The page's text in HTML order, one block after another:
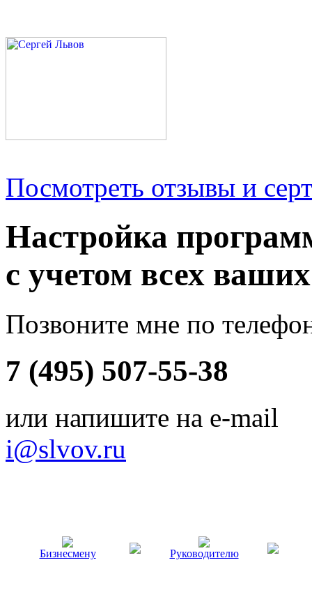
Посмотреть отзывы и
Настройка
с учетом всех
Позвоните мне по
7 (495) 507-55-38
или напишите на e-mail
i@slvov.ru
Бизнесмену Руководителю